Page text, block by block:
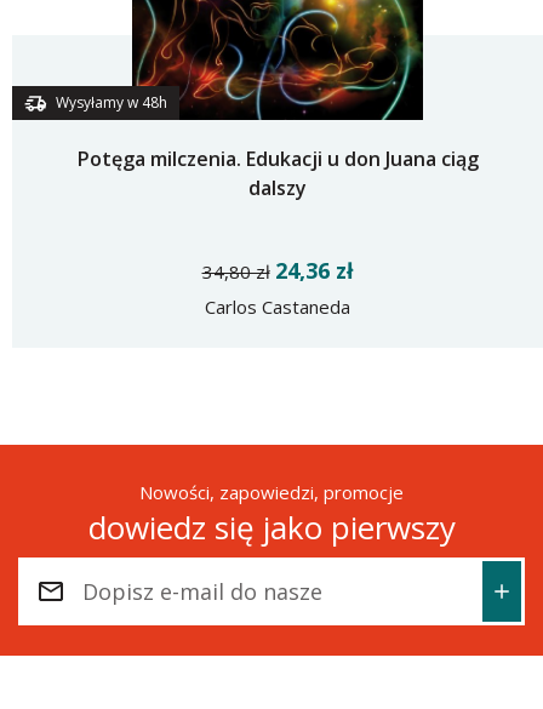
Wysyłamy w 48h
Potęga milczenia. Edukacji u don Juana ciąg
dalszy
34,80 zł 24,36 zł
Carlos Castaneda
Nowości, zapowiedzi, promocje
dowiedz się jako pierwszy